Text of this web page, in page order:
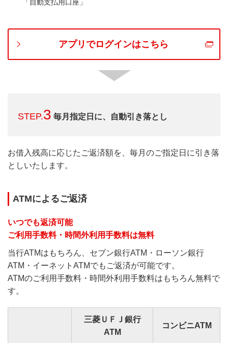
「自動支払用口座」
アプリでログインはこちら
STEP.3 毎月指定日に、自動引き落とし
お借入残高に応じたご返済額を、毎月のご指定日に引き落
としいたします。
ATMによるご返済
いつでも返済可能
ご利用手数料・時間外利用手数料は無料
当行ATMはもちろん、セブン銀行ATM・ローソン銀行
ATM・イーネットATMでもご返済が可能です。
ATMのご利用手数料・時間外利用手数料はもちろん無料で
す。
三菱ＵＦＪ銀行
ATM
コンビニATM